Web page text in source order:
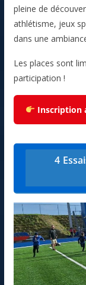
pleine de
athlétisme, jeux
dans une
Les places sont
participation !
Inscription
4